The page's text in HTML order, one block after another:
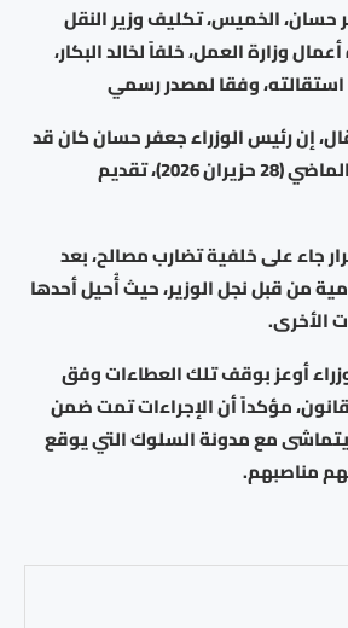
حسان، الخميس، تكليف وزير النقل
وزارة العمل، خلفاً لخالد البكار،
وفقا لمصدر رسمي
إن رئيس الوزراء جعفر حسان كان قد
طلب من البكار، الأحد الماضي (28 حزيران 2026)، تقديم
جاء على خلفية تضارب مصالح، بعد
من قبل نجل الوزير، حيث أُحيل أحدها
الأخرى.
أوعز بوقف تلك العطاءات وفق
مؤكداً أن الإجراءات تمت ضمن
يتماشى مع مدونة السلوك التي يوقع
مناصبهم.